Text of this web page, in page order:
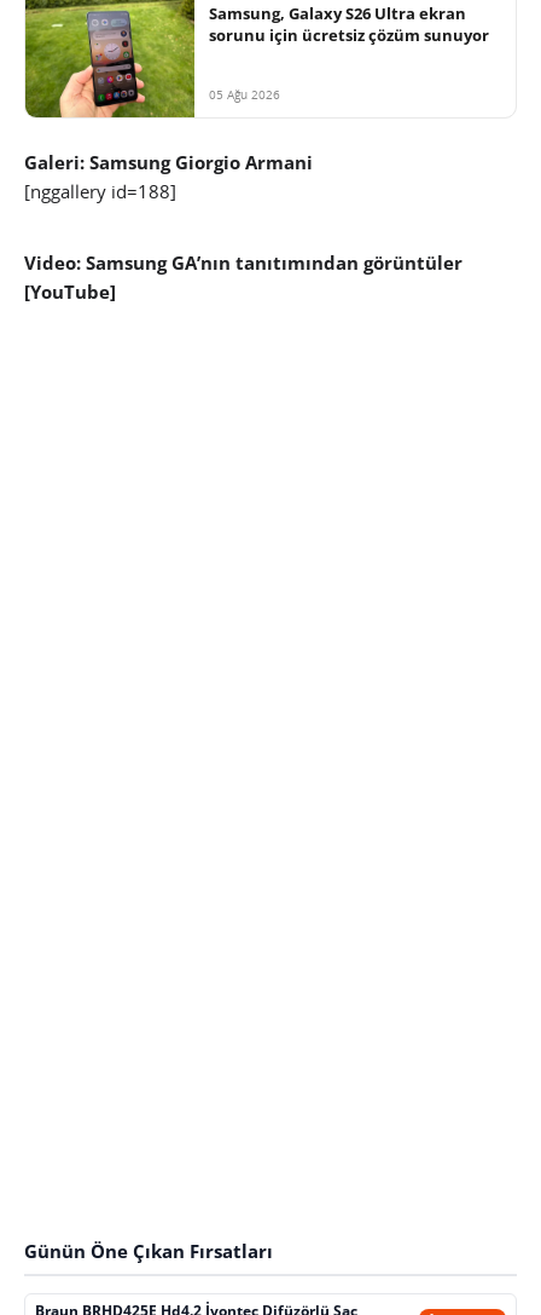
Samsung, Galaxy S26 Ultra ekran
sorunu için ücretsiz çözüm sunuyor
05 Ağu 2026
Galeri: Samsung Giorgio Armani
[nggallery id=188]
Video: Samsung GA’nın tanıtımından görüntüler
[YouTube]
Günün Öne Çıkan Fırsatları
Braun BRHD425E Hd4.2 İyontec Difüzörlü Saç